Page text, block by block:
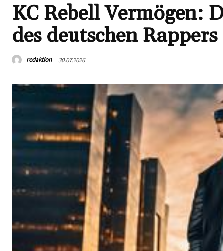
KC Rebell Vermögen:
des deutschen Rappers
redaktion 30.07.2026